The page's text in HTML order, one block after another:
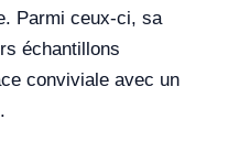
Parmi ceux-ci, sa
échantillons
conviviale avec un